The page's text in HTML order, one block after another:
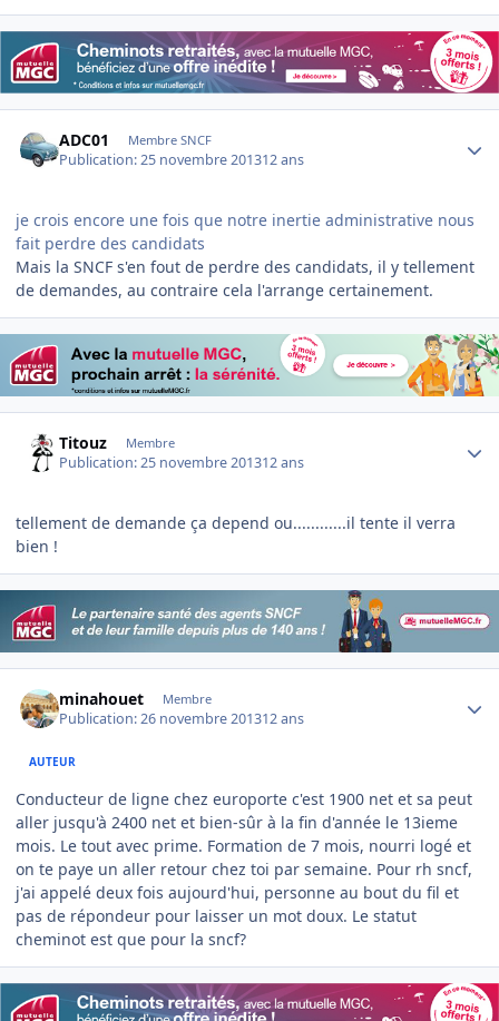
ADC01 Membre SNCF
Publication:25 novembre 201312 ans
je crois encore une fois que notre inertie administrative nous
fait perdre des candidats
Mais la SNCF s'en fout de perdre des candidats, il y tellement
de demandes, au contraire cela l'arrange certainement.
Titouz Membre
Publication:25 novembre 201312 ans
tellement de demande ça depend ou............il tente il verra
bien !
minahouet Membre
Publication:26 novembre 201312 ans
AUTEUR
Conducteur de ligne chez europorte c'est 1900 net et sa peut
aller jusqu'à 2400 net et bien-sûr à la fin d'année le 13ieme
mois. Le tout avec prime. Formation de 7 mois, nourri logé et
on te paye un aller retour chez toi par semaine. Pour rh sncf,
j'ai appelé deux fois aujourd'hui, personne au bout du fil et
pas de répondeur pour laisser un mot doux. Le statut
cheminot est que pour la sncf?